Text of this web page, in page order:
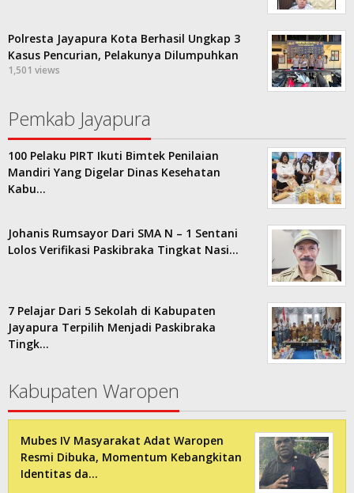
Polresta Jayapura Kota Berhasil Ungkap 3
Kasus Pencurian, Pelakunya Dilumpuhkan
1,501 views
Pemkab Jayapura
100 Pelaku PIRT Ikuti Bimtek Penilaian
Mandiri Yang Digelar Dinas Kesehatan
Kabu…
Johanis Rumsayor Dari SMA N – 1 Sentani
Lolos Verifikasi Paskibraka Tingkat Nasi…
7 Pelajar Dari 5 Sekolah di Kabupaten
Jayapura Terpilih Menjadi Paskibraka
Tingk…
Kabupaten Waropen
Mubes IV Masyarakat Adat Waropen
Resmi Dibuka, Momentum Kebangkitan
Identitas da…